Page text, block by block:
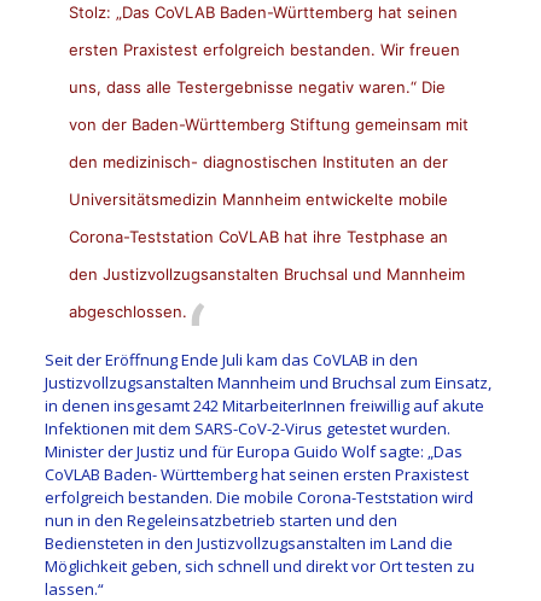
Stolz: „Das CoVLAB Baden-Württemberg hat seinen
ersten Praxistest erfolgreich bestanden. Wir freuen
uns, dass alle Testergebnisse negativ waren.“ Die
von der Baden-Württemberg Stiftung gemeinsam mit
den medizinisch- diagnostischen Instituten an der
Universitätsmedizin Mannheim entwickelte mobile
Corona-Teststation CoVLAB hat ihre Testphase an
den Justizvollzugsanstalten Bruchsal und Mannheim
abgeschlossen.
Seit der Eröffnung Ende Juli kam das CoVLAB in den
Justizvollzugsanstalten Mannheim und Bruchsal zum Einsatz,
in denen insgesamt 242 MitarbeiterInnen freiwillig auf akute
Infektionen mit dem SARS-CoV-2-Virus getestet wurden.
Minister der Justiz und für Europa Guido Wolf sagte: „Das
CoVLAB Baden- Württemberg hat seinen ersten Praxistest
erfolgreich bestanden. Die mobile Corona-Teststation wird
nun in den Regeleinsatzbetrieb starten und den
Bediensteten in den Justizvollzugsanstalten im Land die
Möglichkeit geben, sich schnell und direkt vor Ort testen zu
lassen.“